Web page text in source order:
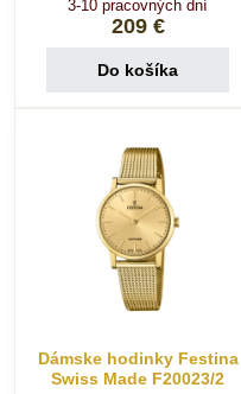
3-10 pracovných dní
209 €
Do košíka
Dámske hodinky Festina
Swiss Made F20023/2